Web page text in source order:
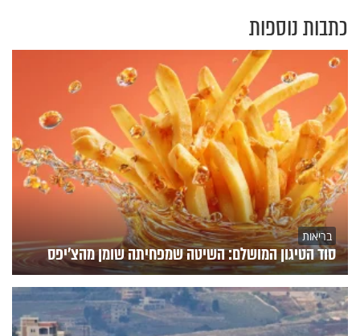
כתבות נוספות
בריאות
סוד הטיגון המושלם: השיטה שמפחיתה שומן מהצ'יפס